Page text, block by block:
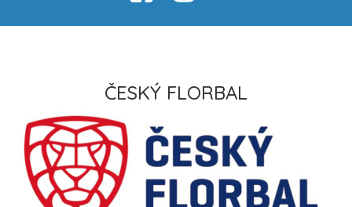
ČESKÝ FLORBAL